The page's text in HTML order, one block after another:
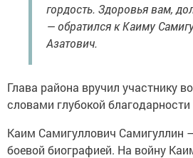
гордость. Здоровья вам,
— обратился к Каиму
Азатович.
Глава района вручил участнику
словами глубокой
Каим Самигуллович Самигуллин
боевой биографией. На войну